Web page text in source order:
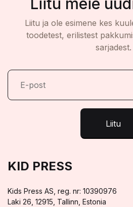
Liitu meie
Liitu ja ole esimene kes
toodetest, erilistest
sarjadest.
Liitu
KID PRESS
Kids Press AS, reg. nr: 10390976
Laki 26, 12915, Tallinn, Estonia